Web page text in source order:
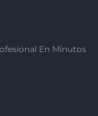
En Minutos